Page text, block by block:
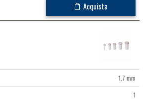
Acquista
1.7 mm
1